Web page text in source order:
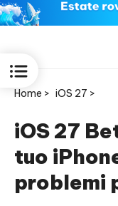
ReiBoot
for iOS
Home > iOS 27 >
iOS 27
tuo
problemi